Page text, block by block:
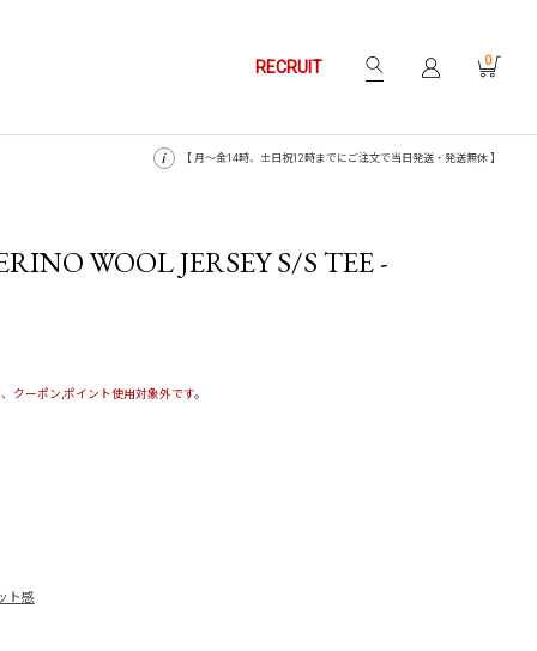
RECRUIT 0
【 月〜金14時、土日祝12時までにご注文で当日発送・発送無休 】
WOOL JERSEY S/S TEE -
クーポン,ポイント使用対象外です。
ト感